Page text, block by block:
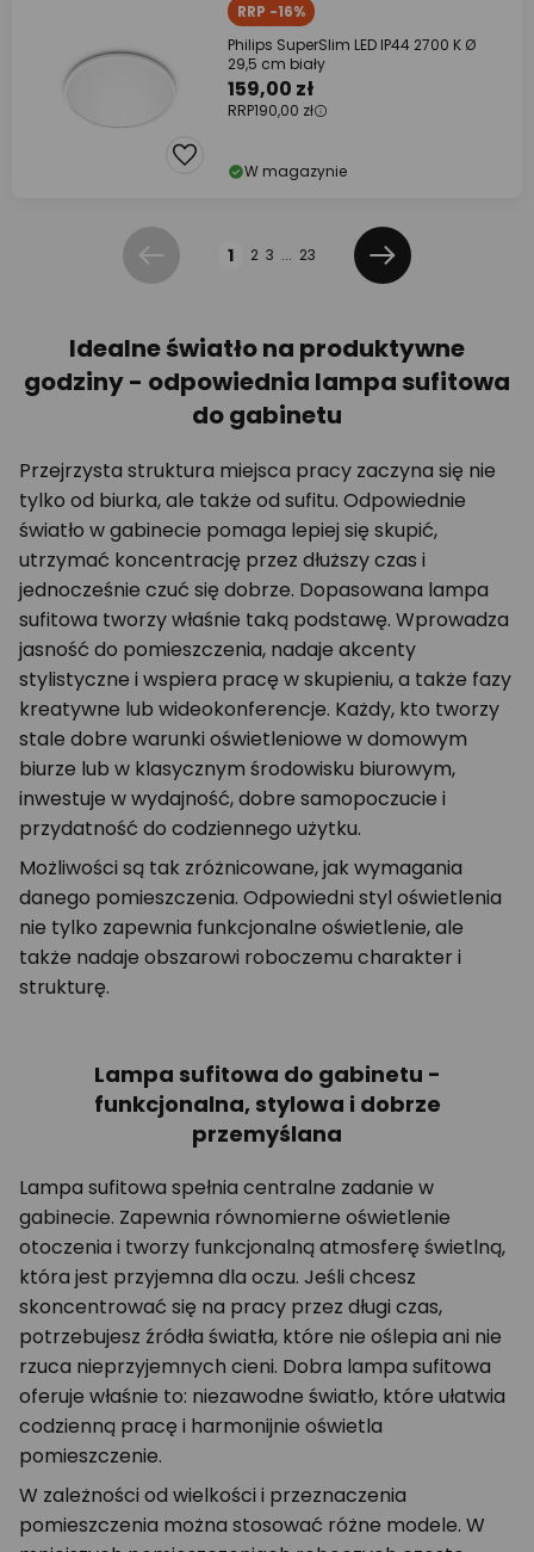
RRP -16%
Philips SuperSlim LED IP44 2700 K Ø
29,5 cm biały
159,00 zł
RRP190,00 zł
W magazynie
Poprzednia1 2 3 ... 23
Dalej
Idealne światło na produktywne
godziny - odpowiednia lampa sufitowa
do gabinetu
Przejrzysta struktura miejsca pracy zaczyna się nie
tylko od biurka, ale także od sufitu. Odpowiednie
światło w gabinecie pomaga lepiej się skupić,
utrzymać koncentrację przez dłuższy czas i
jednocześnie czuć się dobrze. Dopasowana lampa
sufitowa tworzy właśnie taką podstawę. Wprowadza
jasność do pomieszczenia, nadaje akcenty
stylistyczne i wspiera pracę w skupieniu, a także fazy
kreatywne lub wideokonferencje. Każdy, kto tworzy
stale dobre warunki oświetleniowe w domowym
biurze lub w klasycznym środowisku biurowym,
inwestuje w wydajność, dobre samopoczucie i
przydatność do codziennego użytku.
Możliwości są tak zróżnicowane, jak wymagania
danego pomieszczenia. Odpowiedni styl oświetlenia
nie tylko zapewnia funkcjonalne oświetlenie, ale
także nadaje obszarowi roboczemu charakter i
strukturę.
Lampa sufitowa do gabinetu -
funkcjonalna, stylowa i dobrze
przemyślana
Lampa sufitowa spełnia centralne zadanie w
gabinecie. Zapewnia równomierne oświetlenie
otoczenia i tworzy funkcjonalną atmosferę świetlną,
która jest przyjemna dla oczu. Jeśli chcesz
skoncentrować się na pracy przez długi czas,
potrzebujesz źródła światła, które nie oślepia ani nie
rzuca nieprzyjemnych cieni. Dobra lampa sufitowa
oferuje właśnie to: niezawodne światło, które ułatwia
codzienną pracę i harmonijnie oświetla
pomieszczenie.
W zależności od wielkości i przeznaczenia
pomieszczenia można stosować różne modele. W